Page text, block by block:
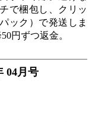
で梱包し、クリッ
ック）で発送しま
円ずつ返金。
04月号